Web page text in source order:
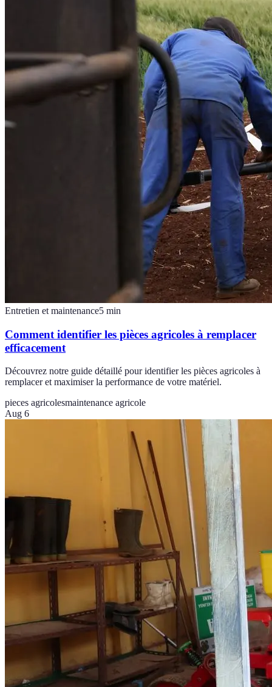
Entretien et maintenance5 min
Comment identifier les pièces agricoles à remplacer
efficacement
Découvrez notre guide détaillé pour identifier les pièces agricoles à
remplacer et maximiser la performance de votre matériel.
pieces agricolesmaintenance agricole
Aug 6